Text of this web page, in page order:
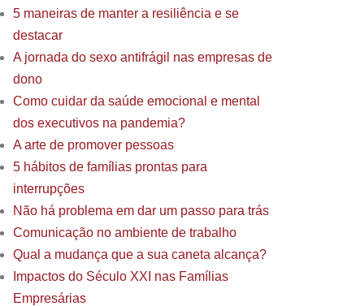
5 maneiras de manter a resiliência e se
destacar
A jornada do sexo antifrágil nas empresas de
dono
Como cuidar da saúde emocional e mental
dos executivos na pandemia?
A arte de promover pessoas
5 hábitos de famílias prontas para
interrupções
Não há problema em dar um passo para trás
Comunicação no ambiente de trabalho
Qual a mudança que a sua caneta alcança?
Impactos do Século XXI nas Famílias
Empresárias